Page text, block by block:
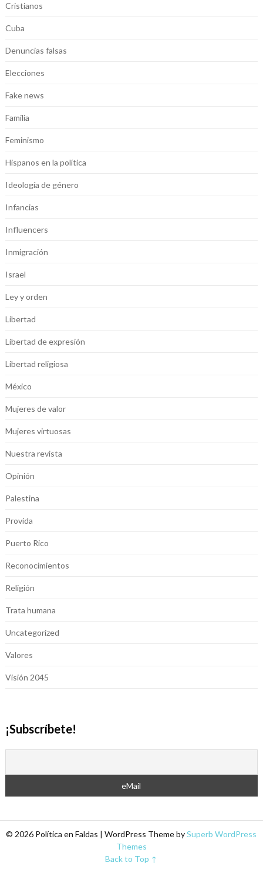
Cristianos
Cuba
Denuncias falsas
Elecciones
Fake news
Familia
Feminismo
Hispanos en la política
Ideología de género
Infancias
Influencers
Inmigración
Israel
Ley y orden
Libertad
Libertad de expresión
Libertad religiosa
México
Mujeres de valor
Mujeres virtuosas
Nuestra revista
Opinión
Palestina
Provida
Puerto Rico
Reconocimientos
Religión
Trata humana
Uncategorized
Valores
Visión 2045
¡Subscríbete!
© 2026 Política en Faldas | WordPress Theme bySuperb WordPress
Themes
Back to Top ↑